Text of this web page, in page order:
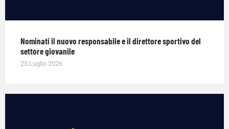
Nominati il nuovo responsabile e il direttore sportivo del
settore giovanile
25 Luglio 2026